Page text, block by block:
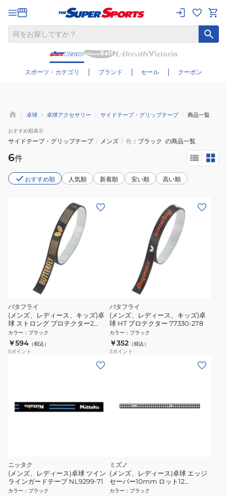
スポーツ・カテゴリ ブランド セール クーポン
さらに絞り込む
卓球 卓球アクセサリー サイドテープ・グリップテープ 商品一覧
おすすめ順表示
サイドテープ・グリップテープ / メンズ / 色 ブラック の商品一覧
6件
おすすめ順 人気順 新着順 安い順 高い順
バタフライ
(メンズ、レディース、キッズ)卓
球 ストロング プロテクター2
77320-278
カラー ： ブラック
￥594 （税込）
5ポイント
バタフライ
(メンズ、レディース、キッズ)卓
球 HT プロテクター 77330-278
カラー ： ブラック
￥352 （税込）
3ポイント
ニッタク
(メンズ、レディース)卓球 ツイン
ラインガードテープ NL9299-71
カラー ： ブラック
ミズノ
(メンズ、レディース)卓球 エッジ
セーバー10mm ロット12
83JYAB3209 10
カラー ： ブラック